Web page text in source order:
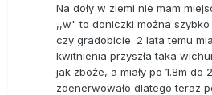
Na doły w ziemi nie mam
,,w" to doniczki można
czy gradobicie. 2 lata temu
kwitnienia przyszła taka
jak zboże, a miały po 1.8m do
zdenerwowało dlatego teraz